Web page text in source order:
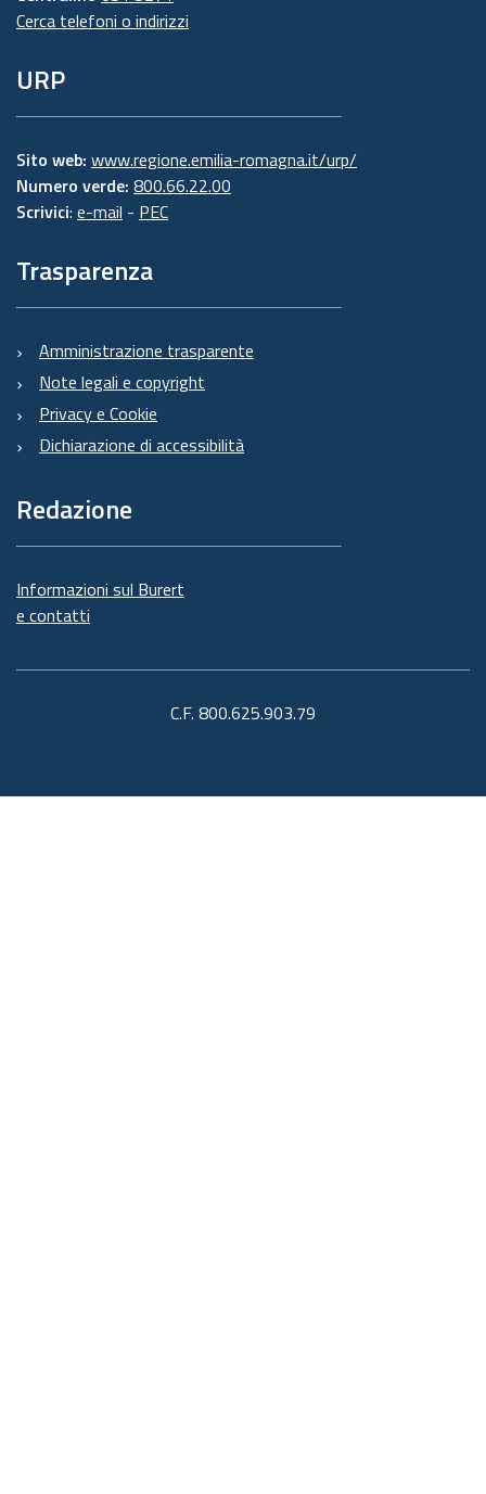
Cerca telefoni o indirizzi
URP
Sito web: www.regione.emilia-romagna.it/urp/
Numero verde: 800.66.22.00
Scrivici: e-mail - PEC
Trasparenza
Amministrazione trasparente
Note legali e copyright
Privacy e Cookie
Dichiarazione di accessibilità
Redazione
Informazioni sul Burert
e contatti
C.F. 800.625.903.79